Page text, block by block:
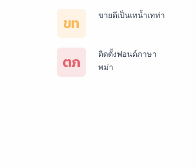
ขท ขายดีเป็นเทน้ำเทท่า
ตภ
ติดตั้งฟอนด์ภาษา
พม่า